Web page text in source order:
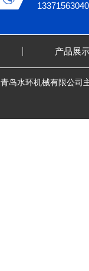
13371563040
产品展
青岛水环机械有限公司